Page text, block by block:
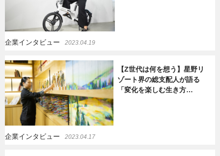
企業インタビュー 2023.04.19
【Z世代は何を想う】星野リ
ゾート界の総支配人が語る
「変化を楽しむ生き方…
企業インタビュー 2023.04.17